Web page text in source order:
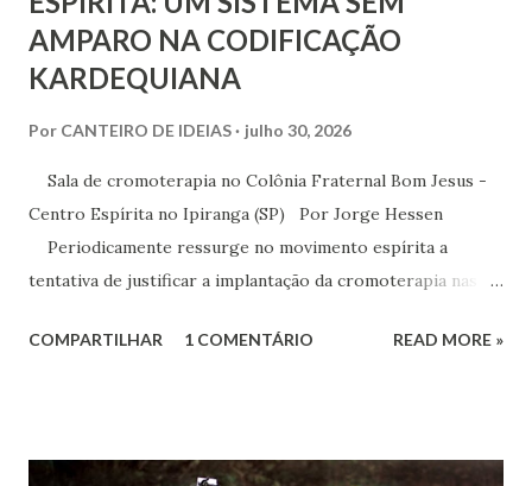
AMPARO NA CODIFICAÇÃO
KARDEQUIANA
Por CANTEIRO DE IDEIAS julho 30, 2026
Sala de cromoterapia no Colônia Fraternal Bom Jesus -
Centro Espírita no Ipiranga (SP) Por Jorge Hessen
Periodicamente ressurge no movimento espírita a
tentativa de justificar a implantação da cromoterapia nas
Joanna de Ângelis, especialmente na obra Plenitude .
Joanna de Ângelis menciona a helioterapia e faz alusões à
COMPARTILHAR 1 COMENTÁRIO READ MORE »